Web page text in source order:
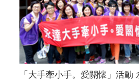
「大手牽小手。愛關懷」活動